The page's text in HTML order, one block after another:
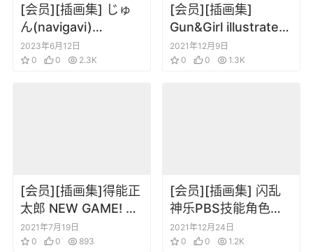
[会员][插画集] じゅ
ん(navigavi)
TabeGirl – The Art
of JUN
2023年6月12日
0
0 2.3K
[会员][插画集]
Gun&Girl illustrated
枪械与少女美军现用
铳火器篇
2021年12月9日
0
0 1.3K
[会员][插画集]得能正
太郎 NEW GAME! 插
画 FAIRIES STORY原
画集
2021年7月19日
0
0 893
[会员][插画集] 闪乱
神乐PBS技能角色原
画卡牌卡片
2021年12月24日
0
0 1.2K